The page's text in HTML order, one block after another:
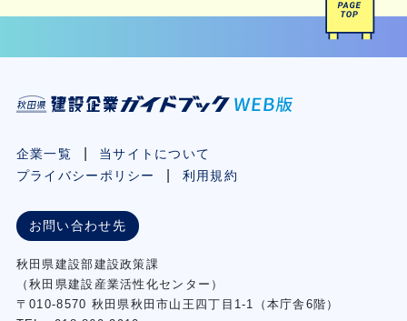
企業一覧
当サイトについて
プライバシーポリシー
利用規約
お問い合わせ先
秋⽥県建設部建設政策課
（秋⽥県建設産業活性化センター）
〒010-8570 秋田県秋田市⼭王四丁⽬1-1（本庁舎6階）